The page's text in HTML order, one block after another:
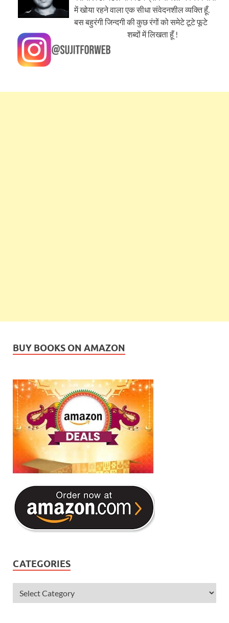
में खोया रहने वाला एक सीधा संवेदनशील व्यक्ति हूँ.
बस बहुरंगी जिन्दगी की कुछ रंगों को समेटे टूटे फूटे
शब्दों में लिखता हूँ !
BUY BOOKS ON AMAZON
CATEGORIES